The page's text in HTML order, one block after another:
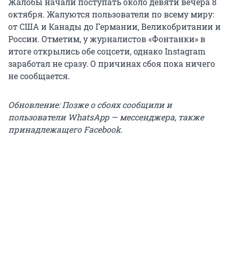
октября. Жалуются пользователи по всему миру:
от США и Канады до Германии, Великобритании и
России. Отметим, у журналистов «Фонтанки» в
итоге открылись обе соцсети, однако Instagram
заработал не сразу. О причинах сбоя пока ничего
не сообщается.
Обновление: Позже о сбоях сообщили и
пользователи WhatsApp — мессенджера, также
принадлежащего Facebook.